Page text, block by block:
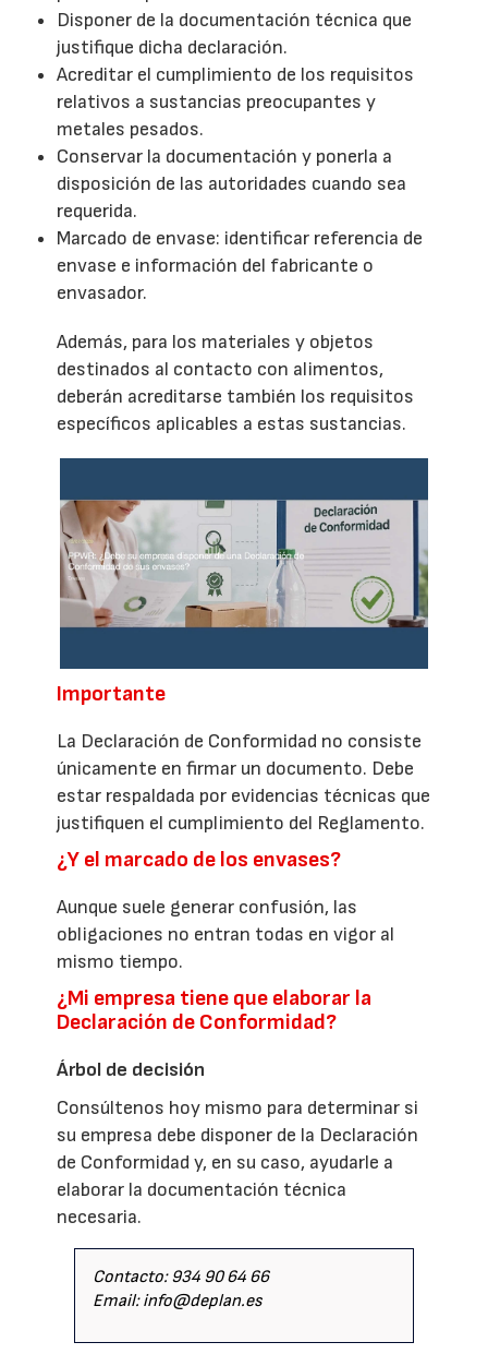
Disponer de la documentación técnica que
justifique dicha declaración.
Acreditar el cumplimiento de los requisitos
relativos a sustancias preocupantes y
metales pesados.
Conservar la documentación y ponerla a
disposición de las autoridades cuando sea
requerida.
Marcado de envase: identificar referencia de
envase e información del fabricante o
envasador.
Además, para los materiales y objetos
destinados al contacto con alimentos,
deberán acreditarse también los requisitos
específicos aplicables a estas sustancias.
Importante
La Declaración de Conformidad no consiste
únicamente en firmar un documento. Debe
estar respaldada por evidencias técnicas que
justifiquen el cumplimiento del Reglamento.
¿Y el marcado de los envases?
Aunque suele generar confusión, las
obligaciones no entran todas en vigor al
mismo tiempo.
¿Mi empresa tiene que elaborar la
Declaración de Conformidad?
Árbol de decisión
Consúltenos hoy mismo para determinar si
su empresa debe disponer de la Declaración
de Conformidad y, en su caso, ayudarle a
elaborar la documentación técnica
necesaria.
Contacto: 934 90 64 66
Email: info@deplan.es